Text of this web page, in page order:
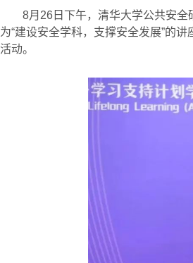
8月 26 日下午，清华大学公共安
为“建设安全学科，支撑安全发展”的讲
活动。